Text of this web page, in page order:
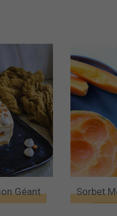
Géant Sorbet